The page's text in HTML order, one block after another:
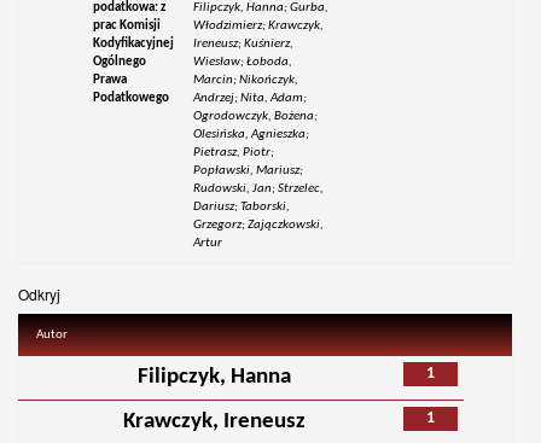
podatkowa: z
prac Komisji
Kodyfikacyjnej
Ogólnego
Prawa
Podatkowego
Filipczyk, Hanna; Gurba,
Włodzimierz; Krawczyk,
Ireneusz; Kuśnierz,
Wiesław; Łoboda,
Marcin; Nikończyk,
Andrzej; Nita, Adam;
Ogrodowczyk, Bożena;
Olesińska, Agnieszka;
Pietrasz, Piotr;
Popławski, Mariusz;
Rudowski, Jan; Strzelec,
Dariusz; Taborski,
Grzegorz; Zajączkowski,
Artur
Odkryj
Autor
1
Filipczyk, Hanna
1
Krawczyk, Ireneusz